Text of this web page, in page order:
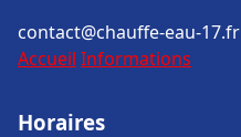
contact@chauffe-eau-17.fr
Accueil Informations
Horaires